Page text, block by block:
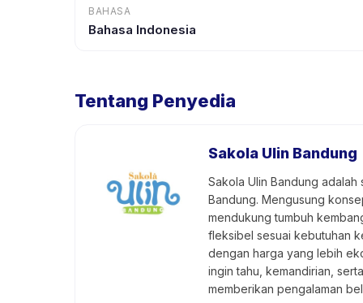
BAHASA
Bahasa Indonesia
Tentang Penyedia
Sakola Ulin Bandung
Sakola Ulin Bandung
Bandung. Mengusung
mendukung tumbuh
fleksibel sesuai kebutuhan
dengan harga yang lebih
ingin tahu, kemandirian,
memberikan pengalaman